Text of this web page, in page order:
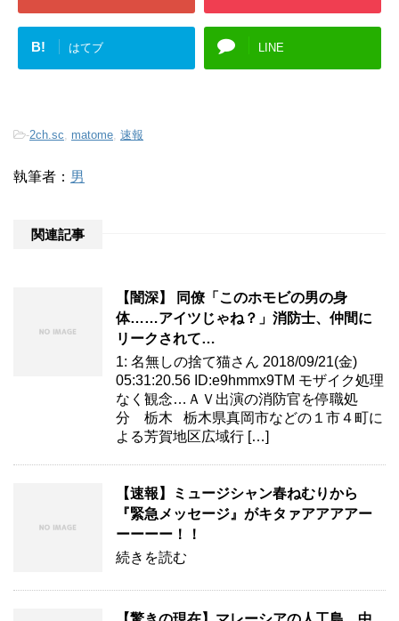
B! はてブ LINE
-2ch.sc matome 速報
執筆者： 男
関連記事
【闇深】 同僚「このホモビの男の身
体……アイツじゃね？」消防士、仲間に
リークされて…
1: 名無しの捨て猫さん 2018/09/21(金)
05:31:20.56 ID:e9hmmx9TM モザイク処理
なく観念…ＡＶ出演の消防官を停職処
分 栃木 栃木県真岡市などの１市４町に
よる芳賀地区広域行 […]
【速報】ミュージシャン春ねむりから
『緊急メッセージ』がキタァアアアアー
ーーーー！！
続きを読む